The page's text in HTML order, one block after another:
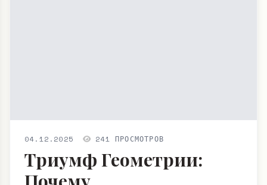
04.12.2025 241 ПРОСМОТРОВ
Триумф Геометрии: